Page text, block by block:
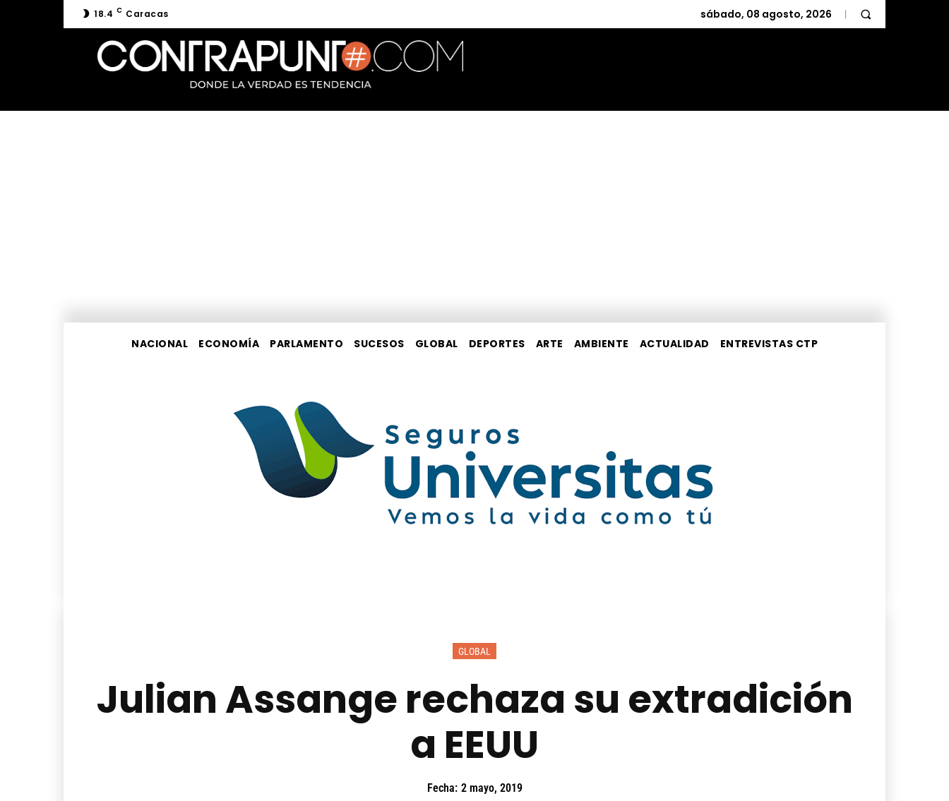
18.4 C Caracas sábado, 08 agosto, 2026
NACIONAL ECONOMÍA PARLAMENTO SUCESOS GLOBAL DEPORTES ARTE AMBIENTE ACTUALIDAD ENTREVISTAS CTP
GLOBAL
Julian Assange rechaza su extradición
a EEUU
Fecha: 2 mayo, 2019